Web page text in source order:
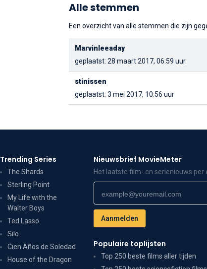
Alle stemmen
Een overzicht van alle stemmen die zijn
Marvinleeaday
geplaatst: 28 maart 2017, 06:59 uur
stinissen
geplaatst: 3 mei 2017, 10:56 uur
Trending Series
The Shards
Sterling Point
My Life with the
Walter Boys
Ted Lasso
Silo
Cien Años de Soledad
House of the Dragon
Nieuwsbrief MovieMeter
Het laatste film- en serienieuws per
Populaire toplijsten
Top 250 beste films aller tijden